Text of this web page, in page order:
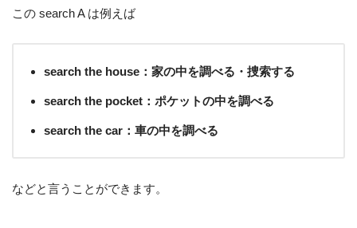
この search A は例えば
search the house：家の中を調べる・捜索する
search the pocket：ポケットの中を調べる
search the car：車の中を調べる
などと言うことができます。